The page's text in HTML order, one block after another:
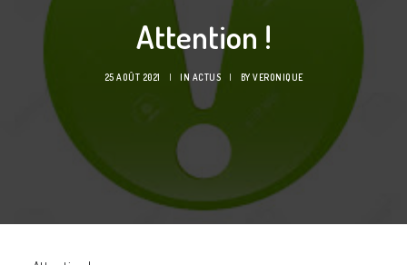
STAGES
PROPOSITIONS D’INTERVENTIONS
L’ASSOCIATION
SCÈNES
GALERIES
CONTACTEZ-NOUS
FACEBOOK
Attention !
25 AOÛT 2021 | IN ACTUS | BY VERONIQUE